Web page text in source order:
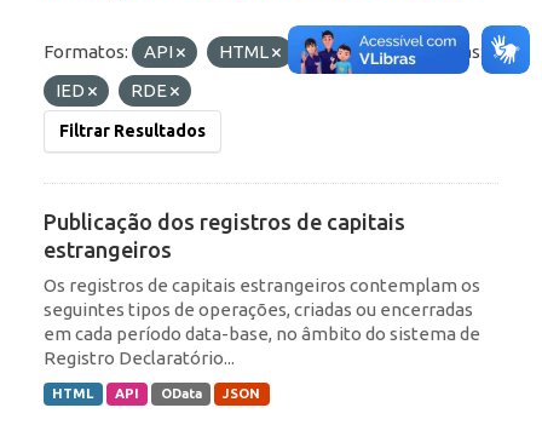
Formatos: API HTML OData
Etiquetas:
IED
RDE
Filtrar Resultados
Publicação dos registros de capitais
estrangeiros
Os registros de capitais estrangeiros contemplam os
seguintes tipos de operações, criadas ou encerradas
em cada período data-base, no âmbito do sistema de
Registro Declaratório...
HTML API OData JSON